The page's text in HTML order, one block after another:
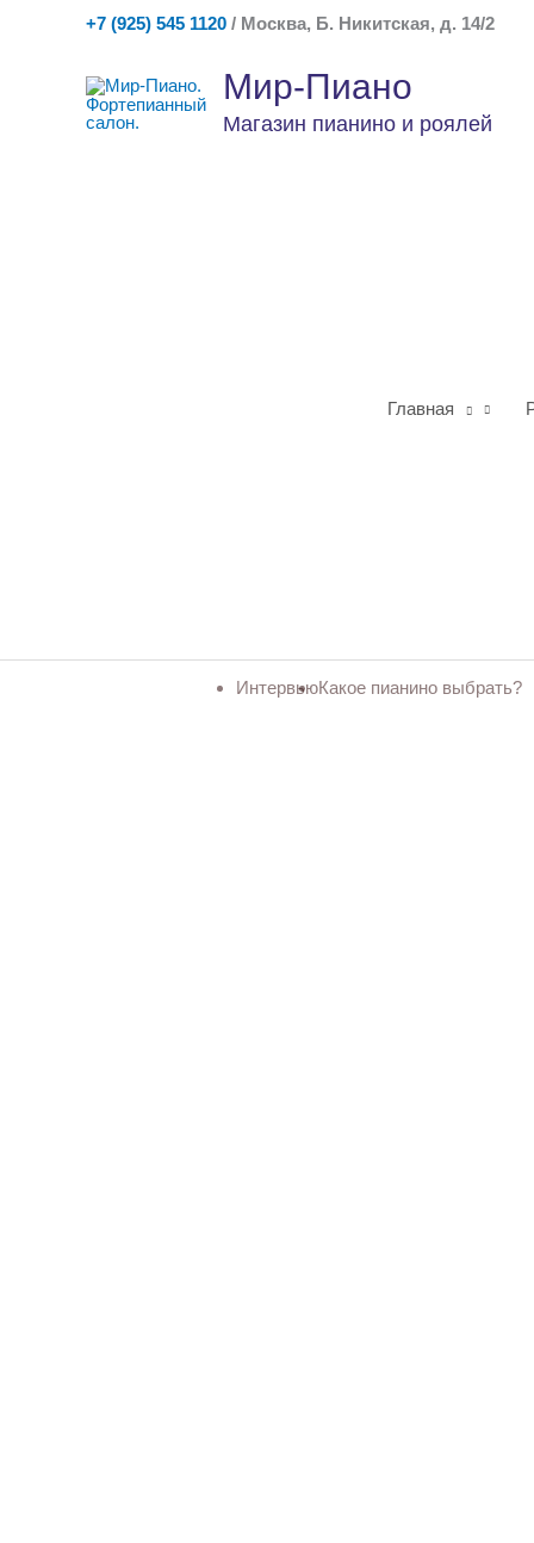
+7 (925) 545 1120 / Москва, Б. Никитская, д. 14/2
Мир-Пиано
Магазин пианино и роялей
Главная
ИнтервьюКакое пианино выбрать?